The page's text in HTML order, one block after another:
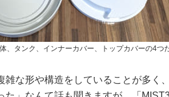
、タンク、インナーカバー、トップカバーの4つ
雑な形や構造をしていることが多く